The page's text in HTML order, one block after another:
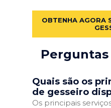
OBTENHA AGORA
Quais são os
de gesseiro
Os principais